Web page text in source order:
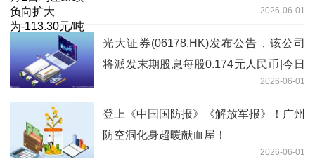
2026-06-01
光大证券(06178.HK)发布公告，该公司
将派发末期股息每股0.174元人民币|今日
2026-06-01
登上《中国国防报》《解放军报》！广州
防空洞化身超暖献血屋！
2026-06-01